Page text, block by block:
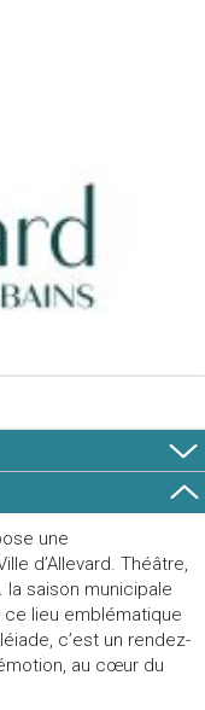
une
d’Allevard. Théâtre,
saison municipale
ce lieu emblématique
c’est un rendez-
au cœur du